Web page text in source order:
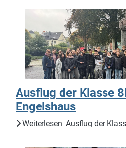
Ausflug der Klasse
Engelshaus
Weiterlesen: Ausflug der